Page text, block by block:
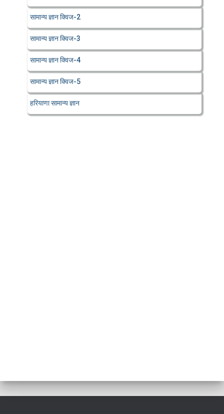
सामान्य ज्ञान क्विज-2
सामान्य ज्ञान क्विज-3
सामान्य ज्ञान क्विज-4
सामान्य ज्ञान क्विज-5
हरियाणा सामान्य ज्ञान